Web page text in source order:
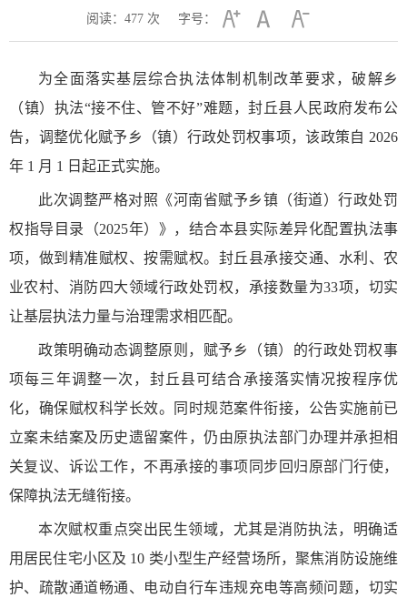
阅读： 477 次 字号：
为全面落实基层综合执法体制机制改革要求，破解乡
（镇）执法“接不住、管不好”难题，封丘县人民政府发布公
告，调整优化赋予乡（镇）行政处罚权事项，该政策自 2026
年 1 月 1 日起正式实施。
此次调整严格对照《河南省赋予乡镇（街道）行政处罚
权指导目录（2025年）》，结合本县实际差异化配置执法事
项，做到精准赋权、按需赋权。封丘县承接交通、水利、农
业农村、消防四大领域行政处罚权，承接数量为33项，切实
让基层执法力量与治理需求相匹配。
政策明确动态调整原则，赋予乡（镇）的行政处罚权事
项每三年调整一次，封丘县可结合承接落实情况按程序优
化，确保赋权科学长效。同时规范案件衔接，公告实施前已
立案未结案及历史遗留案件，仍由原执法部门办理并承担相
关复议、诉讼工作，不再承接的事项同步回归原部门行使，
保障执法无缝衔接。
本次赋权重点突出民生领域，尤其是消防执法，明确适
用居民住宅小区及 10 类小型生产经营场所，聚焦消防设施维
护、疏散通道畅通、电动自行车违规充电等高频问题，切实